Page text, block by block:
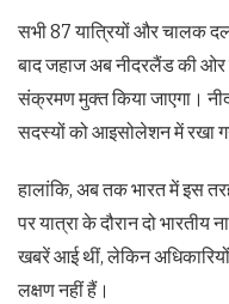
सभी 87 यात्रियों और चालक
बाद जहाज अब नीदरलैंड की ओर
संक्रमण मुक्त किया जाएगा।
सदस्यों को आइसोलेशन में रखा
हालांकि, अब तक भारत में इस
पर यात्रा के दौरान दो
खबरें आई थीं, लेकिन
लक्षण नहीं हैं।